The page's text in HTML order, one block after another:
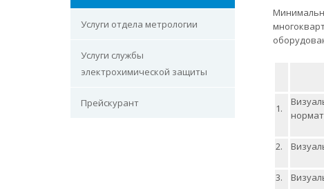
Услуги отдела метрологии
Услуги службы
электрохимической защиты
Прейскурант 1.
2.
3.